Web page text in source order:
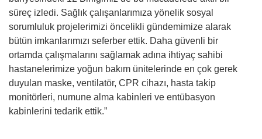
süreç izledi. Sağlık çalışanlarımıza yönelik sosyal
sorumluluk projelerimizi öncelikli gündemimize alarak
bütün imkanlarımızı seferber ettik. Daha güvenli bir
ortamda çalışmalarını sağlamak adına ihtiyaç sahibi
hastanelerimize yoğun bakım ünitelerinde en çok gerek
duyulan maske, ventilatör, CPR cihazı, hasta takip
monitörleri, numune alma kabinleri ve entübasyon
kabinlerini tedarik ettik.”